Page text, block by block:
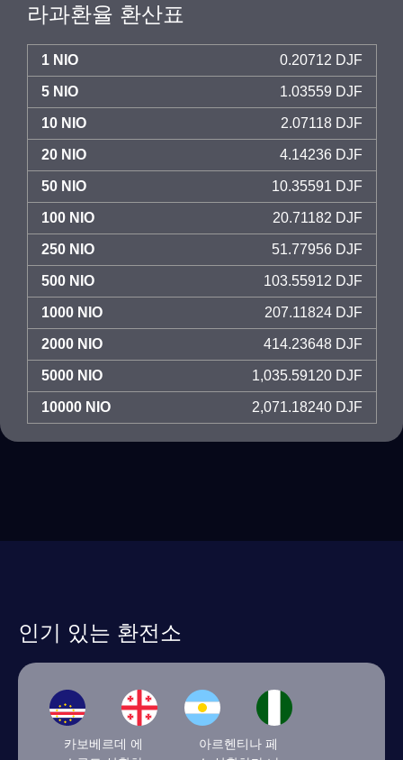
라과환율 환산표
1 NIO 0.20712 DJF
5 NIO 1.03559 DJF
10 NIO 2.07118 DJF
20 NIO 4.14236 DJF
50 NIO 10.35591 DJF
100 NIO 20.71182 DJF
250 NIO 51.77956 DJF
500 NIO 103.55912 DJF
1000 NIO 207.11824 DJF
2000 NIO 414.23648 DJF
5000 NIO 1,035.59120 DJF
10000 NIO 2,071.18240 DJF
인기 있는 환전소
카보베르데 에
아르헨티나 페